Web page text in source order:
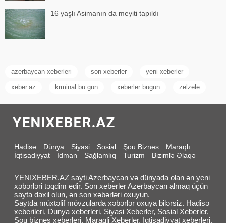
16 yaşlı Asimanın da meyiti tapıldı
azerbaycan xeberleri son xeberler yeni xeberler
xeber.az krminal bu gun xeberler bugun zelzele
Hadisə Dünya Siyasi Sosial Şou Biznes
Maraqlı
İqtisadiyyat
İdman Sağlamlıq Turizm Bizimlə Əlaqə
YENIXEBER.AZ sayti Azerbaycan və dünyada olan ən yeni
xəbərləri təqdim edir. Son xeberler Azerbaycan almaq üçün
sayta daxil olun, ən son xəbərləri oxuyun.
Saytda müxtəlif mövzularda xəbərlər oxuya bilərsiz. Hadisə
xeberileri, Dunya xeberleri, Siyasi Xeberler, Sosial Xeberler,
Sou biznes xeberleri, Maraqli Xeberler, Iqtisadiyyat xeberleri,